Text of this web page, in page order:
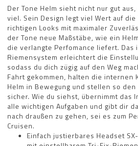
Der Tone Helm sieht nicht nur gut
viel. Sein Design legt viel Wert auf
richtigen Looks mit maximaler
der Tone neue Maßstäbe, wie ein
die verlangte Perfomance liefert.
Riemensystem erleichtert die
sodass du dich zügig auf den Weg
Fahrt gekommen, halten die internen
Helm in Bewegung und stellen so
sicher. Wie du siehst, übernimmt das
alle wichtigen Aufgaben und gibt dir
nach draußen zu gehen, sei es zum
Cruisen.
Einfach justierbares Headset